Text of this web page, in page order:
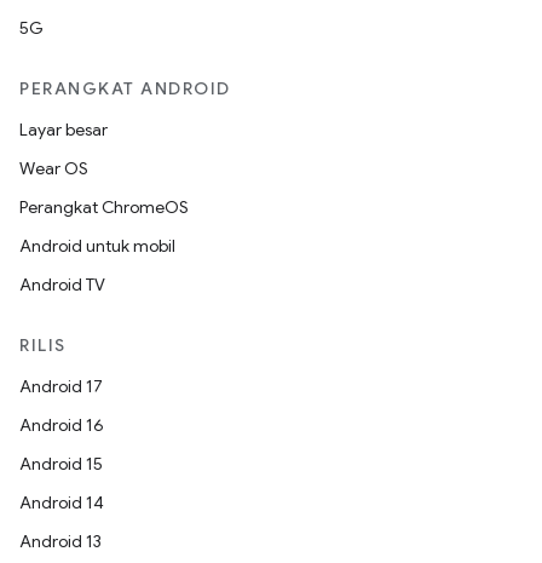
5G
PERANGKAT ANDROID
Layar besar
Wear OS
Perangkat ChromeOS
Android untuk mobil
Android TV
RILIS
Android 17
Android 16
Android 15
Android 14
Android 13